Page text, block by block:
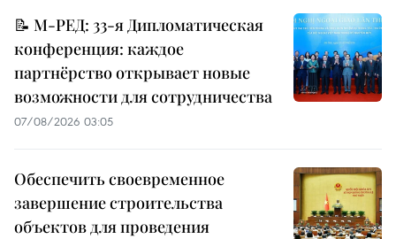
📝 М-РЕД: 33-я Дипломатическая
конференция: каждое
партнёрство открывает новые
возможности для сотрудничества
07/08/2026 03:05
Обеспечить своевременное
завершение строительства
объектов для проведения